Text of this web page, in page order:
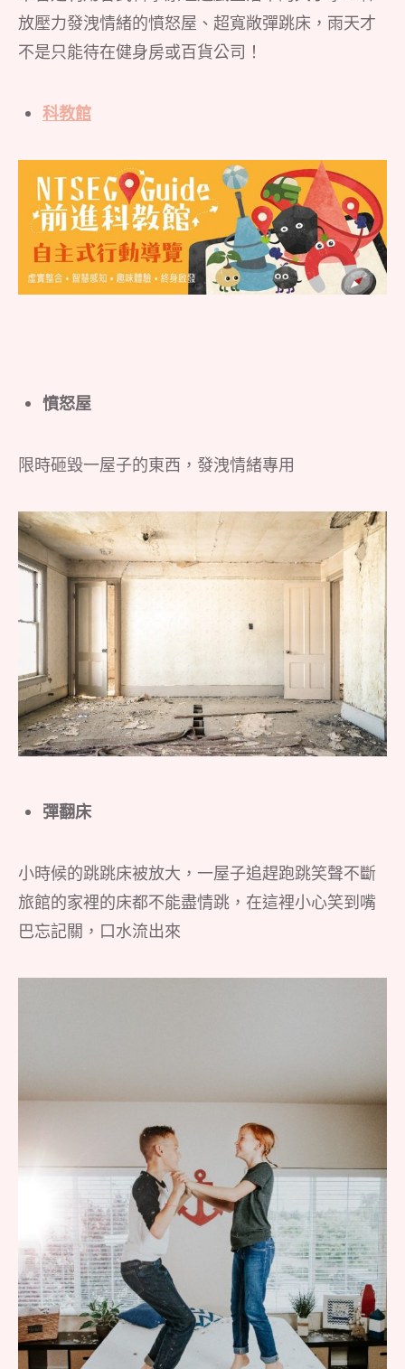
放壓力發洩情緒的憤怒屋、超寬敞彈跳床，雨天才
不是只能待在健身房或百貨公司！
科教館
憤怒屋
限時砸毀一屋子的東西，發洩情緒專用
彈翻床
小時候的跳跳床被放大，一屋子追趕跑跳笑聲不斷
旅館的家裡的床都不能盡情跳，在這裡小心笑到嘴
巴忘記關，口水流出來